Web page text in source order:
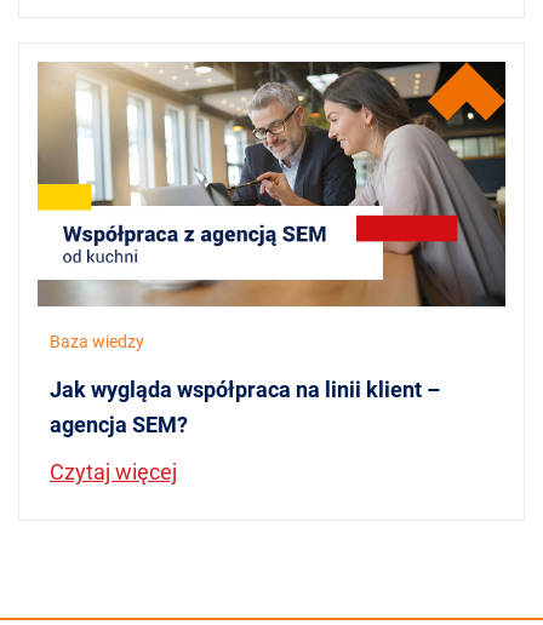
Baza wiedzy
Jak wygląda współpraca na linii klient –
agencja SEM?
Czytaj więcej